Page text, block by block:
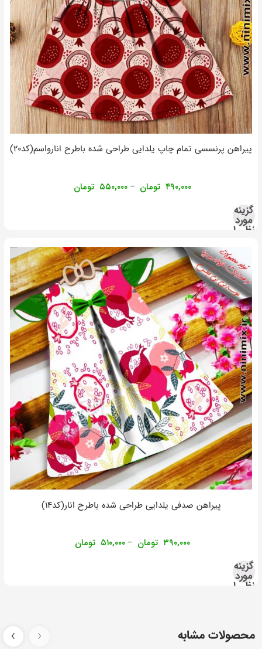
پیراهن پرنسسی تمام چاپ یلدایی طراحی شده باطرح انارواسم(کد۲۰)
۴۹۰,۰۰۰ تومان – ۵۵۰,۰۰۰ تومان
گزینه
مورد
نظر را
پیراهن صدفی یلدایی طراحی شده باطرح انار(کد۱۴)
۳۹۰,۰۰۰ تومان – ۵۱۰,۰۰۰ تومان
گزینه
مورد
نظر را
محصولات مشابه ‹
›